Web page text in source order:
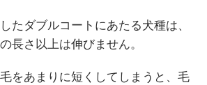
たダブルコートにあたる犬種は、
長さ以上は伸びません。
をあまりに短くしてしまうと、毛